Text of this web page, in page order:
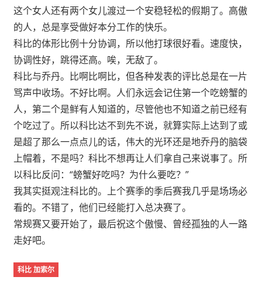
这个女人还有两个女儿渡过一个安稳轻松的假期了。高傲
的人，总是享受做好本分工作的快乐。
科比的体形比例十分协调，所以他打球很好看。速度快，
协调性好，跳得还高。唉，无敌了。
科比与乔丹。比啊比啊比，但各种发表的评比总是在一片
骂声中收场。不好比啊。人们永远会记住第一个吃螃蟹的
人，第二个是鲜有人知道的，尽管他也不知道之前已经有
个吃过了。所以科比达不到先不说，就算实际上达到了或
是超了那么一点点儿的话，伟大的光环还是地乔丹的脑袋
上帽着，不是吗？科比不想再让人们拿自己来说事了。所
以科比反问：“螃蟹好吃吗？为什么要吃？”
我其实挺观注科比的。上个赛季的季后赛我几乎是场场必
看的。不错了，他们已经能打入总决赛了。
常规赛又要开始了，最后祝这个傲慢、曾经孤独的人一路
走好吧。
科比 加索尔